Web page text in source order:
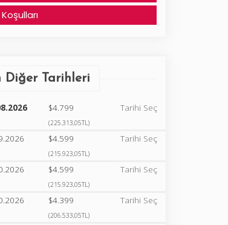
Diğer Tarihleri
$4.799
(225.313,05TL)
Tarihi Seç
$4.599
(215.923,05TL)
Tarihi Seç
$4.599
(215.923,05TL)
Tarihi Seç
$4.399
(206.533,05TL)
Tarihi Seç